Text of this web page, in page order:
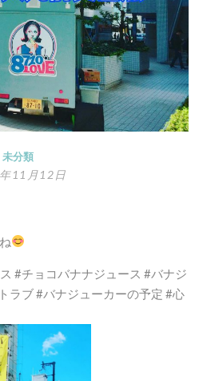
未分類
11月12日
#チョコバナナジュース #バナジ
ラブ #バナジューカーの予定 #心